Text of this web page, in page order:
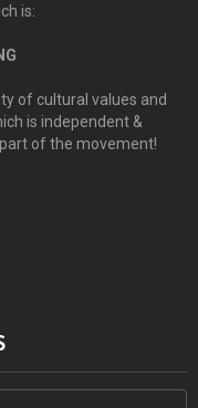
is:
of cultural values and
is independent &
of the movement!